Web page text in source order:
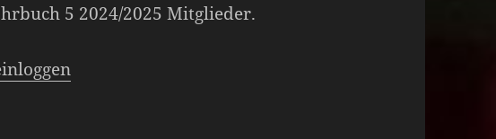
5 2024/2025 Mitglieder.